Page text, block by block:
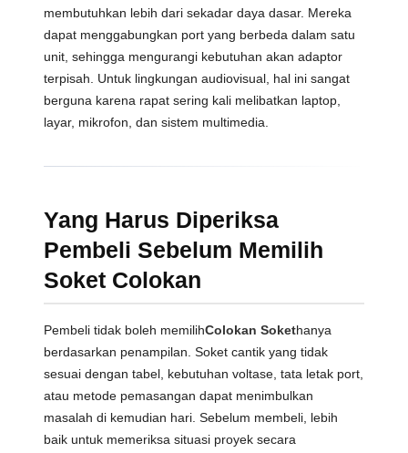
membutuhkan lebih dari sekadar daya dasar. Mereka
dapat menggabungkan port yang berbeda dalam satu
unit, sehingga mengurangi kebutuhan akan adaptor
terpisah. Untuk lingkungan audiovisual, hal ini sangat
berguna karena rapat sering kali melibatkan laptop,
layar, mikrofon, dan sistem multimedia.
Yang Harus Diperiksa
Pembeli Sebelum Memilih
Soket Colokan
Pembeli tidak boleh memilihColokan Sokethanya
berdasarkan penampilan. Soket cantik yang tidak
sesuai dengan tabel, kebutuhan voltase, tata letak port,
atau metode pemasangan dapat menimbulkan
masalah di kemudian hari. Sebelum membeli, lebih
baik untuk memeriksa situasi proyek secara